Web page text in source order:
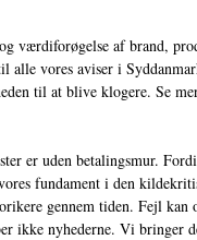
værdiforøgelse af brand,
alle vores aviser i
til at blive klogere. Se
er uden betalingsmur.
fundament i den
gennem tiden. Fejl kan
ikke nyhederne. Vi bringer